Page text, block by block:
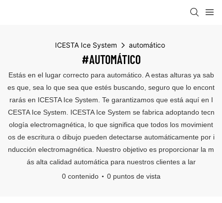
ICESTA Ice System automático
#AUTOMÁTICO
Estás en el lugar correcto para automático. A estas alturas ya sab
es que, sea lo que sea que estés buscando, seguro que lo encont
rarás en ICESTA Ice System. Te garantizamos que está aquí en I
CESTA Ice System. ICESTA Ice System se fabrica adoptando tecn
ología electromagnética, lo que significa que todos los movimient
os de escritura o dibujo pueden detectarse automáticamente por i
nducción electromagnética. Nuestro objetivo es proporcionar la m
ás alta calidad automática para nuestros clientes a lar
0 contenido
0 puntos de vista